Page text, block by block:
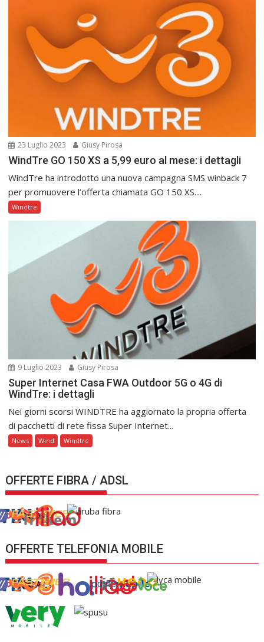
23 Luglio 2023 Giusy Pirosa
WindTre GO 150 XS a 5,99 euro al mese: i dettagli
WindTre ha introdotto una nuova campagna SMS winback 7
per promuovere l’offerta chiamata GO 150 XS....
Windtre
9 Luglio 2023 Giusy Pirosa
Super Internet Casa FWA Outdoor 5G o 4G di
WindTre: i dettagli
Nei giorni scorsi WINDTRE ha aggiornato la propria offerta
di pacchetti di rete fissa Super Internet...
News Wind Windtre
OFFERTE FIBRA / ADSL
OFFERTE TELEFONIA MOBILE